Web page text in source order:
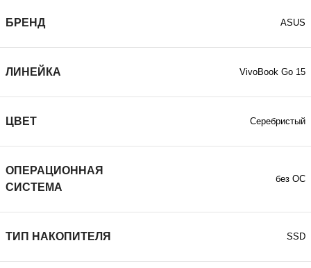
БРЕНД ASUS
ЛИНЕЙКА VivoBook Go 15
ЦВЕТ Серебристый
ОПЕРАЦИОННАЯ
СИСТЕМА
без ОС
ТИП НАКОПИТЕЛЯ SSD